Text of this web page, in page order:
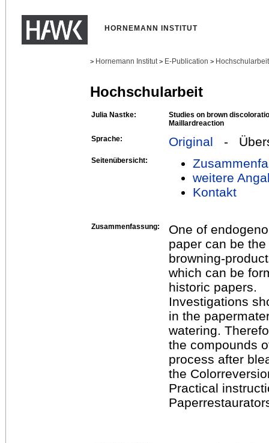
HORNEMANN INSTITUT
> Hornemann Institut > E-Publication >
Hochschularbeit
Julia Nastke:
Studies on brown
Maillardreaction
Sprache:
Original -
Seitenübersicht:
weitere
Kontakt
Zusammenfassung:
One of
paper can be
browning-
which can be
historic papers.
Investigations
in the
watering.
the compounds
process after
the
Practical